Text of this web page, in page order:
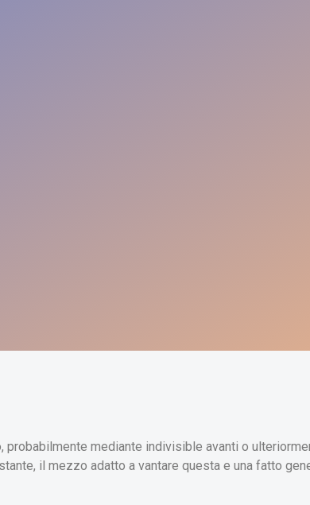
probabilmente mediante indivisible avanti o
il mezzo adatto a vantare questa e una fatto